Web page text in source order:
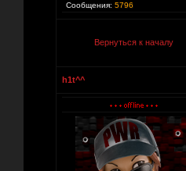
Сообщения: 5796
Вернуться к началу
h1t^^